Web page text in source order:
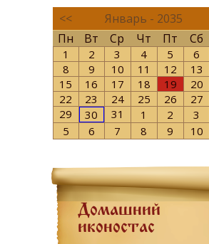
<< Январь - 2035
Пн
Вт Ср Чт Пт Сб
1 2 3 4 5 6
8
9 10 11 12 13
15
16 17 18 19 20
22
23 24 25 26 27
29
30 31 1 2 3
5
6 7 8 9 10
Домашний
иконостас